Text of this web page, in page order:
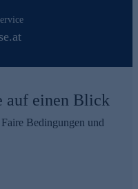
auf einen Blick
Bedingungen und